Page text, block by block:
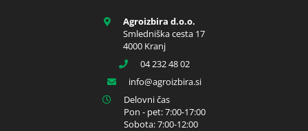
Agroizbira d.o.o.
Smledniška cesta 17
4000 Kranj
04 232 48 02
info
agroizbira.si
Delovni čas
Pon - pet: 7:00-17:00
Sobota: 7:00-12:00